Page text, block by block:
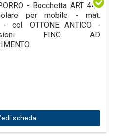
- Bocchetta ART 449
per mobile - mat.
- col. OTTONE ANTICO -
FINO AD
scheda